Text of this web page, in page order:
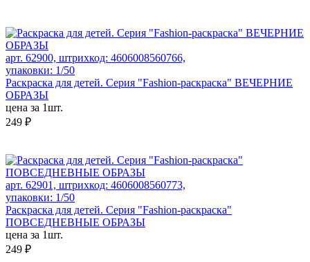
арт. 62900, штрихкод: 4606008560766,
упаковки: 1/50
Раскраска для детей. Серия "Fashion-раскраска" ВЕЧЕРНИЕ
ОБРАЗЫ
цена за 1шт.
249 ₽
арт. 62901, штрихкод: 4606008560773,
упаковки: 1/50
Раскраска для детей. Серия "Fashion-раскраска"
ПОВСЕДНЕВНЫЕ ОБРАЗЫ
цена за 1шт.
249 ₽